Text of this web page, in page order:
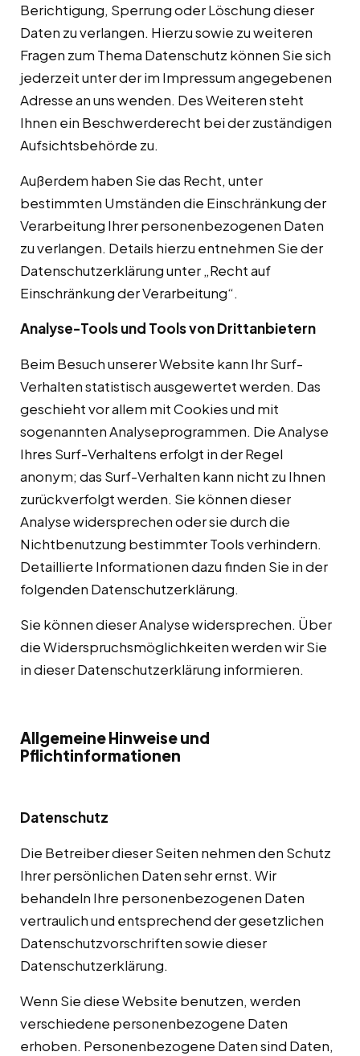
Berichtigung, Sperrung oder Löschung dieser
Daten zu verlangen. Hierzu sowie zu weiteren
Fragen zum Thema Datenschutz können Sie sich
jederzeit unter der im Impressum angegebenen
Adresse an uns wenden. Des Weiteren steht
Ihnen ein Beschwerderecht bei der zuständigen
Aufsichtsbehörde zu.
Außerdem haben Sie das Recht, unter
bestimmten Umständen die Einschränkung der
Verarbeitung Ihrer personenbezogenen Daten
zu verlangen. Details hierzu entnehmen Sie der
Datenschutzerklärung unter „Recht auf
Einschränkung der Verarbeitung“.
Analyse-Tools und Tools von Drittanbietern
Beim Besuch unserer Website kann Ihr Surf-
Verhalten statistisch ausgewertet werden. Das
geschieht vor allem mit Cookies und mit
sogenannten Analyseprogrammen. Die Analyse
Ihres Surf-Verhaltens erfolgt in der Regel
anonym; das Surf-Verhalten kann nicht zu Ihnen
zurückverfolgt werden. Sie können dieser
Analyse widersprechen oder sie durch die
Nichtbenutzung bestimmter Tools verhindern.
Detaillierte Informationen dazu finden Sie in der
folgenden Datenschutzerklärung.
Sie können dieser Analyse widersprechen. Über
die Widerspruchsmöglichkeiten werden wir Sie
in dieser Datenschutzerklärung informieren.
Allgemeine Hinweise und
Pflichtinformationen
Datenschutz
Die Betreiber dieser Seiten nehmen den Schutz
Ihrer persönlichen Daten sehr ernst. Wir
behandeln Ihre personenbezogenen Daten
vertraulich und entsprechend der gesetzlichen
Datenschutzvorschriften sowie dieser
Datenschutzerklärung.
Wenn Sie diese Website benutzen, werden
verschiedene personenbezogene Daten
erhoben. Personenbezogene Daten sind Daten,